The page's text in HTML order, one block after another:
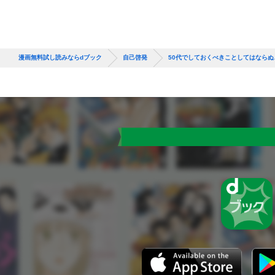
漫画無料試し読みならdブック 自己啓発 50代でしておくべきことしてはならぬ